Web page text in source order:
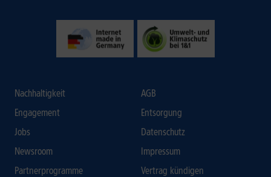
Nachhaltigkeit
Engagement
Jobs
Newsroom
Partnerprogramme
AGB
Entsorgung
Datenschutz
Impressum
Vertrag kündigen